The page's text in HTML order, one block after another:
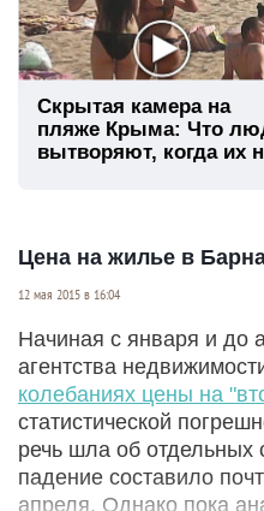
Скрытая камера на
пляже Крыма: Что
вытворяют, когда их
Цена на жилье в
12 мая 2015 в 16:04
Начиная с января и до
агентства
колебаниях цены на
статистической
речь шла об отдельных
падение составило
апреля. Однако пока